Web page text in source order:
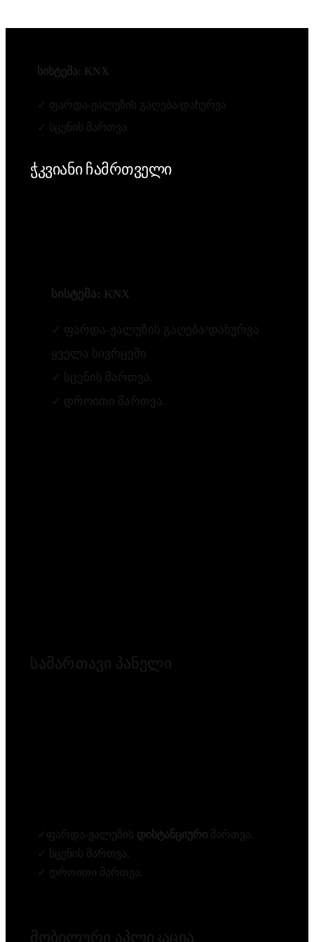
სისტემა: KNX
✓ ფარდა-ჟალუზის გაღება/დახურვა
✓ სცენის მართვა
ჭკვიანი ჩამრთველი
სისტემა: KNX
✓ ფარდა-ჟალუზის გაღება/დახურვა
ყველა სივრცეში
✓ სცენის მართვა.
✓ დროითი მართვა.
სამართავი პანელი
✓ფარდა-ჟალუზის დისტანციური მართვა.
✓ სცენის მართვა.
✓ დროითი მართვა.
მობილური აპლიკაცია